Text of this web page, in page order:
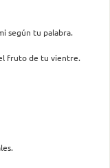
según tu palabra.
fruto de tu vientre.